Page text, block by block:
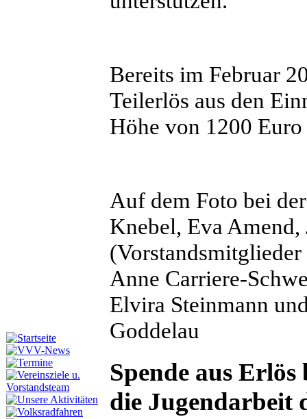
Bereits im Februar
Teilerlös aus den
Höhe von 1200
Auf dem Foto bei
Knebel, Eva
Anne Carriere-
Elvira Steinmann
Goddelau
Spende aus
die Jugendarbeit